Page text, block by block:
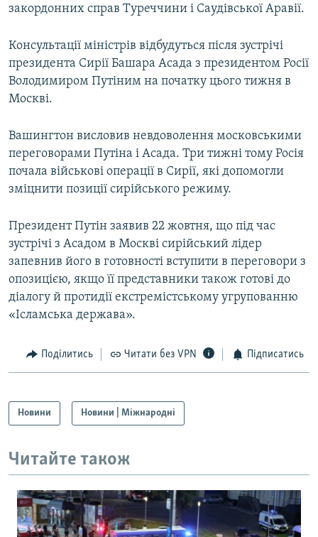
закордонних справ Туреччини і Саудівської Аравії.
Консультації міністрів відбудуться після зустрічі
президента Сирії Башара Асада з президентом Росії
Володимиром Путіним на початку цього тижня в
Москві.
Вашингтон висловив невдоволення московськими
переговорами Путіна і Асада. Три тижні тому Росія
почала військові операції в Сирії, які допомогли
зміцнити позиції сирійського режиму.
Президент Путін заявив 22 жовтня, що під час
зустрічі з Асадом в Москві сирійський лідер
запевнив його в готовності вступити в переговори з
опозицією, якщо її представники також готові до
діалогу й протидії екстремістському угрупованню
«Ісламська держава».
Поділитись Читати без VPN Підписатись
Новини Новини | Міжнародні
Читайте також